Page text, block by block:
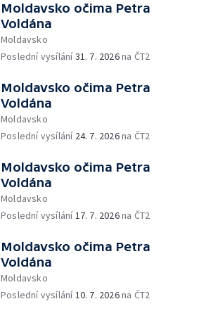
Moldavsko očima Petra
Voldána
Moldavsko
Poslední vysílání31. 7. 2026na ČT2
Moldavsko očima Petra
Voldána
Moldavsko
Poslední vysílání 24. 7. 2026na ČT2
Moldavsko očima Petra
Voldána
Moldavsko
Poslední vysílání17. 7. 2026na ČT2
Moldavsko očima Petra
Voldána
Moldavsko
Poslední vysílání10. 7. 2026na ČT2